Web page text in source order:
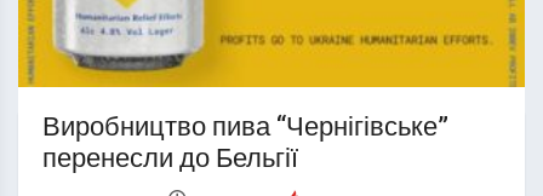
Виробництво пива “Чернігівське”
перенесли до Бельгії